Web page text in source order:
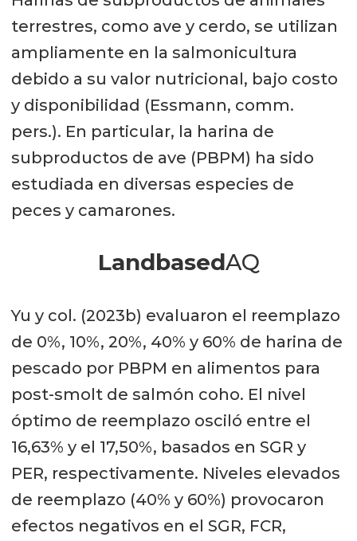
terrestres, como ave y cerdo, se utilizan
ampliamente en la salmonicultura
debido a su valor nutricional, bajo costo
y disponibilidad (Essmann, comm.
pers.). En particular, la harina de
subproductos de ave (PBPM) ha sido
estudiada en diversas especies de
peces y camarones.
LandbasedAQ
Yu y col. (2023b) evaluaron el reemplazo
de 0%, 10%, 20%, 40% y 60% de harina de
pescado por PBPM en alimentos para
post-smolt de salmón coho. El nivel
óptimo de reemplazo osciló entre el
16,63% y el 17,50%, basados en SGR y
PER, respectivamente. Niveles elevados
de reemplazo (40% y 60%) provocaron
efectos negativos en el SGR, FCR,